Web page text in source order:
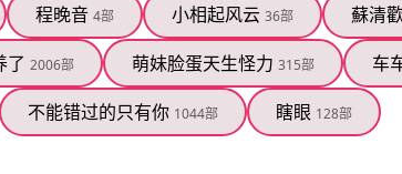
程晚音 4部 小相起风云 36部 蘇清
了 2006部 萌妹脸蛋天生怪力 315部 车
不能错过的只有你 1044部 瞎眼 128部